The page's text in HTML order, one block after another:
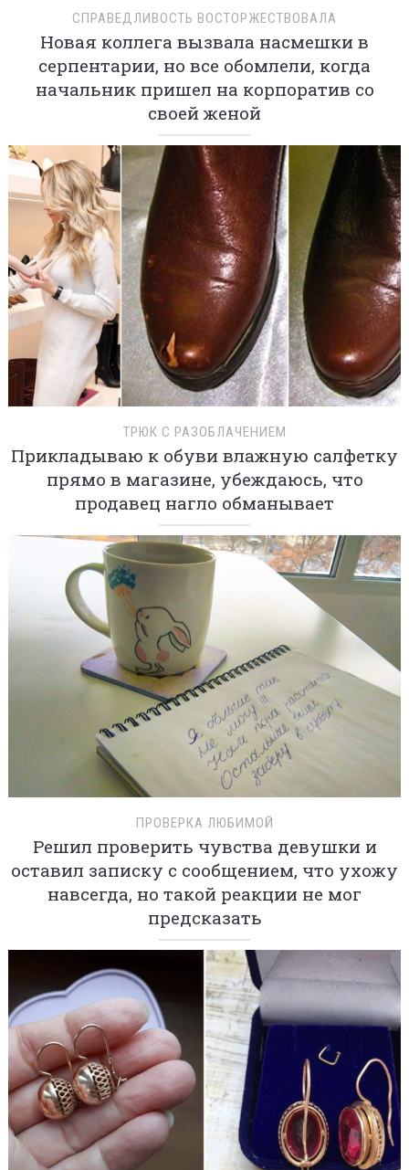
СПРАВЕДЛИВОСТЬ ВОСТОРЖЕСТВОВАЛА
Новая коллега вызвала насмешки в
серпентарии, но все обомлели, когда
начальник пришел на корпоратив со
своей женой
ТРЮК С РАЗОБЛАЧЕНИЕМ
Прикладываю к обуви влажную салфетку
прямо в магазине, убеждаюсь, что
продавец нагло обманывает
ПРОВЕРКА ЛЮБИМОЙ
Решил проверить чувства девушки и
оставил записку с сообщением, что ухожу
навсегда, но такой реакции не мог
предсказать